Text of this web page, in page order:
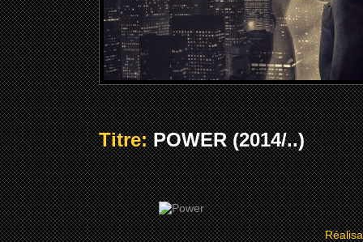
Titre:POWER (2014/..)